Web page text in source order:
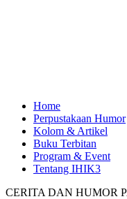
Home
Perpustakaan Humor
Kolom & Artikel
Buku Terbitan
Program & Event
Tentang IHIK3
CERITA DAN HUMOR